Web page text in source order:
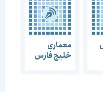
معماری
خلیج فارس